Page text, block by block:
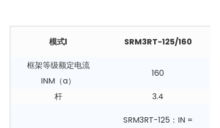
模式l SRM3RT-125/160
框架等级额定电流
INM（a）
160
杆 3.4
SRM3RT-125：IN =